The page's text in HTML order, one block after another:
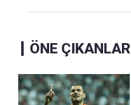
ÖNE ÇIKANLAR